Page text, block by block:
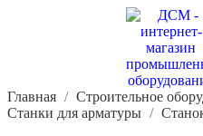
Главная Строительное
Станки для арматуры